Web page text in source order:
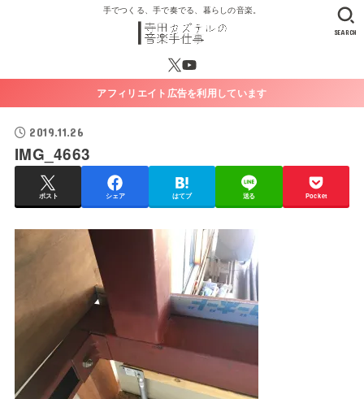
手でつくる、手で奏でる、暮らしの音楽。
SEARCH
アフィリエイト広告を利用しています
2019.11.26
IMG_4663
ポスト シェア はてブ 送る Pocket